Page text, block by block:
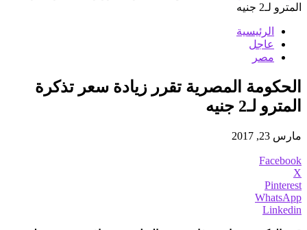
المترو لـ2 جنيه
الرئيسية
عاجل
مصر
الحكومة المصرية تقرر زيادة سعر تذكرة
المترو لـ2 جنيه
مارس 23, 2017
Facebook
X
Pinterest
WhatsApp
Linkedin